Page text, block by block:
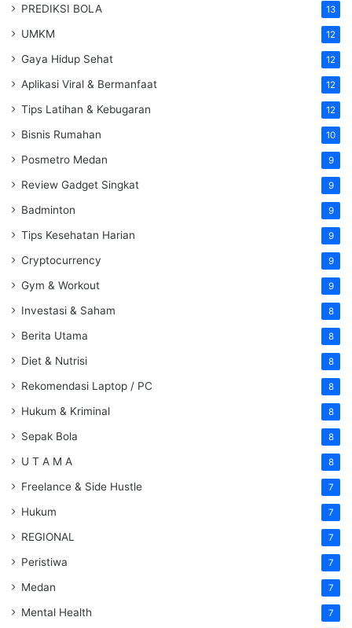
PREDIKSI BOLA 13
UMKM 12
Gaya Hidup Sehat 12
Aplikasi Viral & Bermanfaat 12
Tips Latihan & Kebugaran 12
Bisnis Rumahan 10
Posmetro Medan 9
Review Gadget Singkat 9
Badminton 9
Tips Kesehatan Harian 9
Cryptocurrency 9
Gym & Workout 9
Investasi & Saham 8
Berita Utama 8
Diet & Nutrisi 8
Rekomendasi Laptop / PC 8
Hukum & Kriminal 8
Sepak Bola 8
U T A M A 8
Freelance & Side Hustle 7
Hukum 7
REGIONAL 7
Peristiwa 7
Medan 7
Mental Health 7